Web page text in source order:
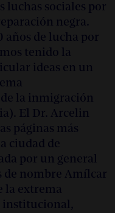
luchas sociales por
negra.
años de lucha por
tenido la
ideas en un
la inmigración
El Dr. Arcelin
páginas más
ciudad de
por un general
de nombre Amílcar
la extrema
institucional,